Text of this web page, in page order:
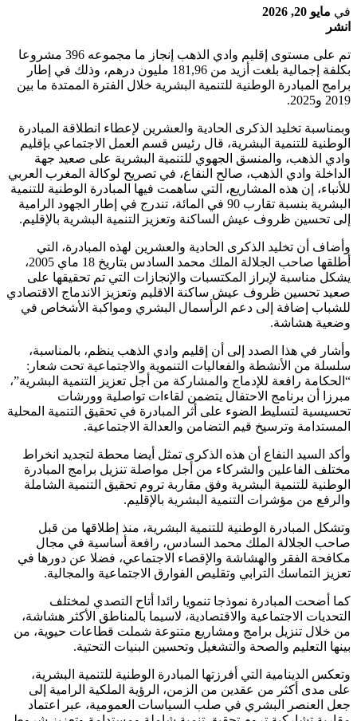
في مايو 20, 2026
انشر
تم على مستوى إقليم وادي الذهب إنجاز ما مجموعه 396 مشروعا
بكلفة إجمالية بلغت أزيد من 181,96 مليون درهم، وذلك في إطار
برامج المبادرة الوطنية للتنمية البشرية خلال الفترة الممتدة ما بين
2019 و2025.
وبمناسبة تخليد الذكرى الحادية والعشرين لإعطاء انطلاقة المبادرة
الوطنية للتنمية البشرية، قال رئيس قسم العمل الاجتماعي بإقليم
وادي الذهب، والمنسق الجهوي للتنمية البشرية على صعيد جهة
الداخلة وادي الذهب، صالح النفاع، في تصريح لوكالة المغرب العربي
للأنباء، إن هذه المشاريع، التي ساهمت فيها المبادرة الوطنية للتنمية
البشرية بنسبة تقارب 90 في المائة، تندرج في إطار الجهود الرامية
إلى تحسين ظروف عيش الساكنة وتعزيز التنمية البشرية بالإقليم.
وأضاف أن تخليد الذكرى الحادية والعشرين لهذه المبادرة، التي
أطلقها صاحب الجلالة الملك محمد السادس بتاريخ 18 ماي 2005،
يشكل مناسبة لإبراز المكتسبات والإنجازات التي تم تحقيقها على
صعيد تحسين ظروف عيش ساكنة الاقليم وتعزيز الاندماج الاقتصادي
للشباب إضافة إلى دعم الرأسمال البشري ومواكبة الأشخاص في
وضعية هشاشة.
وأشار في هذا الصدد إلى أن إقليم وادي الذهب ينظم، بالمناسبة،
سلسلة من الأنشطة والفعاليات التنموية والاجتماعية تحت شعار:
“الحكامة رافعة للإدماج والمشاركة من أجل تعزيز التنمية البشرية”،
مبرزا أن برنامج الاحتفال يتضمن لقاءات تواصلية وورشات
تحسيسية لتسليط الضوء على أثر المبادرة في تحقيق التنمية المحلية
المستدامة وترسيخ قيم التضامن والعدالة الاجتماعية.
وأكد السيد النفاع أن هذه الذكرى تمثل أيضا محطة لتجديد انخراط
مختلف الفاعلين والشركاء من أجل مواصلة تنزيل برامج المبادرة
الوطنية للتنمية البشرية وفق مقاربة تروم تحقيق التنمية الشاملة
والرفع من مؤشرات التنمية البشرية بالإقليم.
وتشكل المبادرة الوطنية للتنمية البشرية، منذ إطلاقها من قبل
صاحب الجلالة الملك محمد السادس، رافعة أساسية في مجال
مكافحة الفقر والهشاشة والإقصاء الاجتماعي، فضلا عن دورها في
تعزيز التماسك الترابي وتقليص الفوارق الاجتماعية والمجالية.
كما أضحت المبادرة نموذجا تنمويا رائدا أتاح التصدي لمختلف
التحديات الاجتماعية والاقتصادية، لاسيما بالمناطق الأكثر هشاشة،
من خلال تنزيل برامج ومشاريع متنوعة شملت قطاعات حيوية، من
بينها التعليم والصحة والتشغيل وتحسين البنيات التحتية.
وتعكس الدينامية التي أفرزتها المبادرة الوطنية للتنمية البشرية،
على مدى أكثر من عقدين من الزمن، الرؤية الملكية الرامية إلى
جعل العنصر البشري في صلب السياسات العمومية، عبر اعتماد